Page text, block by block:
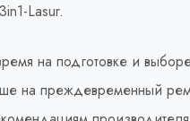
Lasur.
на подготовке и
на преждевременный